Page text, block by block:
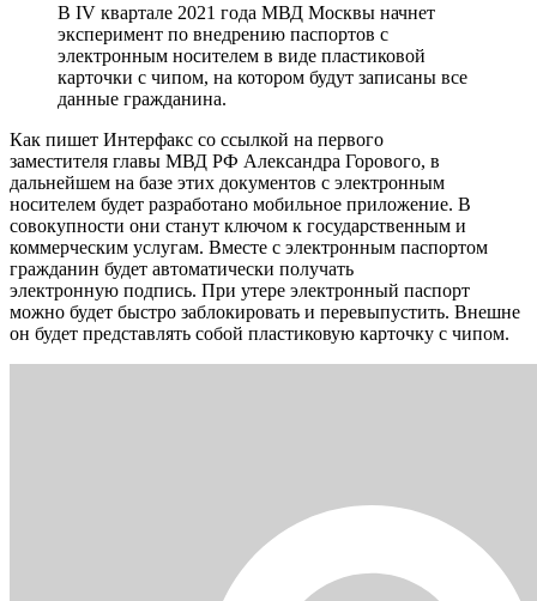
В IV квартале 2021 года МВД Москвы начнет
эксперимент по внедрению паспортов с
электронным носителем в виде пластиковой
карточки с чипом, на котором будут записаны все
данные гражданина.
Как пишет Интерфакс со ссылкой на первого
заместителя главы МВД РФ Александра Горового, в
дальнейшем на базе этих документов с электронным
носителем будет разработано мобильное приложение. В
совокупности они станут ключом к государственным и
коммерческим услугам. Вместе с электронным паспортом
гражданин будет автоматически получать
электронную подпись. При утере электронный паспорт
можно будет быстро заблокировать и перевыпустить. Внешне
он будет представлять собой пластиковую карточку с чипом.